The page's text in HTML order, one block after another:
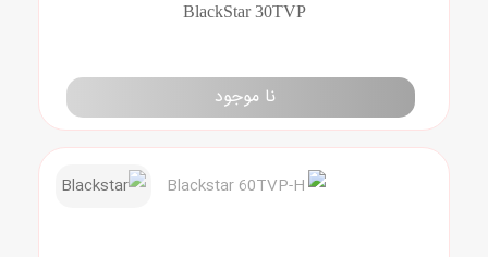
BlackStar 30TVP
نا موجود